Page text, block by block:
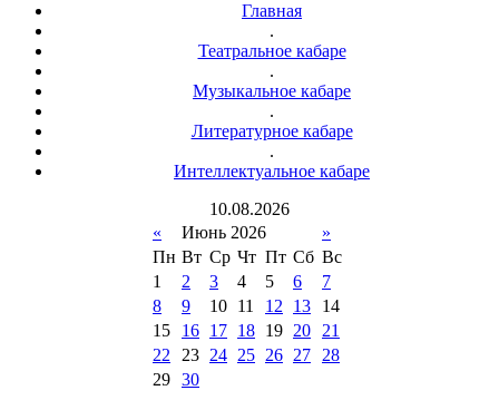
Главная
.
Театральное кабаре
.
Музыкальное кабаре
.
Литературное кабаре
.
Интеллектуальное кабаре
10.08.2026
«
Июнь 2026
»
Пн Вт Ср Чт Пт Сб Вс
1
2 3 4 5 6
7
8
9 10 11 12 13
14
15
16 17 18 19 20
21
22
23 24 25 26 27
28
29 30